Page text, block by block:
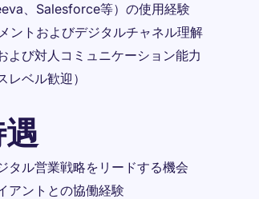
、Salesforce等）の使用経験
ントおよびデジタルチャネル理解
よび対人コミュニケーション能力
ベル歓迎）
タル営業戦略をリードする機会
アントとの協働経験